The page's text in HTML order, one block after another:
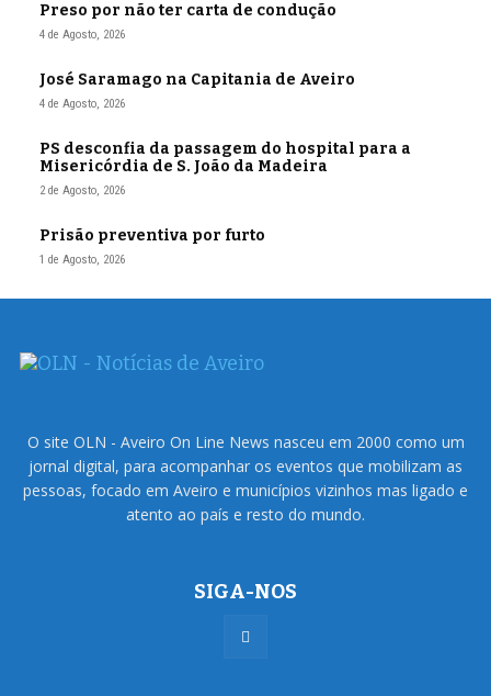
Preso por não ter carta de condução
4 de Agosto, 2026
José Saramago na Capitania de Aveiro
4 de Agosto, 2026
PS desconfia da passagem do hospital para a
Misericórdia de S. João da Madeira
2 de Agosto, 2026
Prisão preventiva por furto
1 de Agosto, 2026
O site OLN - Aveiro On Line News nasceu em 2000 como um
jornal digital, para acompanhar os eventos que mobilizam as
pessoas, focado em Aveiro e municípios vizinhos mas ligado e
atento ao país e resto do mundo.
SIGA-NOS